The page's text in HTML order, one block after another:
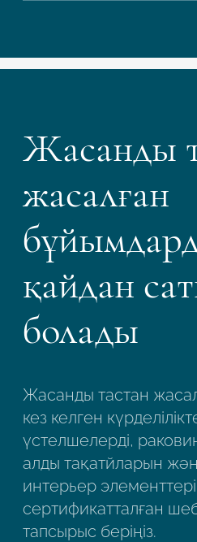
Жасанды
жасалған
қайдан
болады
Жасанды тастан
кез келген
үстелшелерді,
алды тақатйларын
интерьер
сертификатталған
тапсырыс беріңіз.